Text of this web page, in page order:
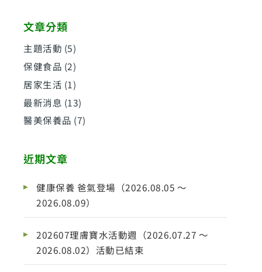
文章分類
主題活動 (5)
保健食品 (2)
居家生活 (1)
最新消息 (13)
醫美保養品 (7)
近期文章
健康保養 爸氣登場（2026.08.05 ～
2026.08.09）
202607理膚寶水活動週（2026.07.27 ～
2026.08.02）活動已結束